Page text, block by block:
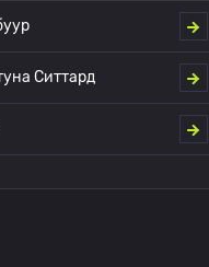
Ситтард